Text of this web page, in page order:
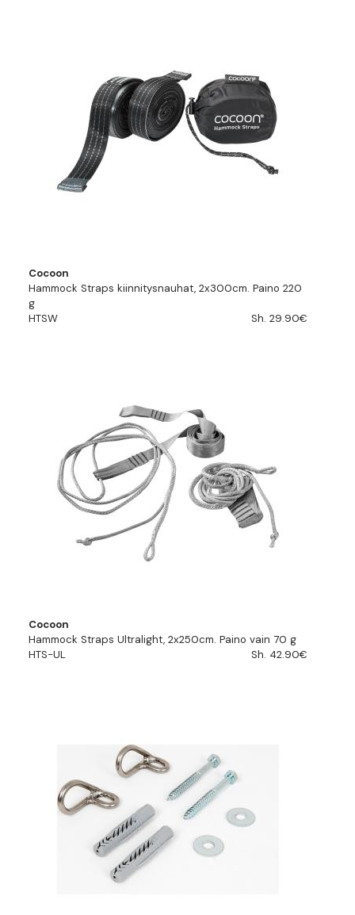
Cocoon
Hammock Straps kiinnitysnauhat, 2x300cm. Paino 220
g
HTSW
Sh. 29.90€
Cocoon
Hammock Straps Ultralight, 2x250cm. Paino vain 70 g
HTS-UL
Sh. 42.90€